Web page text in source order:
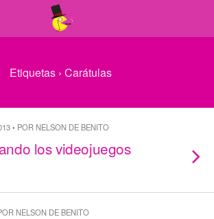
Etiquetas › Carátulas
• POR NELSON DE BENITO
los videojuegos
NELSON DE BENITO